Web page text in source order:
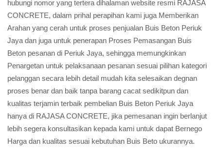
hubungi nomor yang tertera dihalaman website resmi RAJASA
CONCRETE, dalam prihal perapihan kami juga Memberikan
Arahan yang cerah untuk proses penjualan Buis Beton Periuk
Jaya dan juga untuk penerapan Proses Pemasangan Buis
Beton pesanan di Periuk Jaya, sehingga memungkinkan
Penargetan untuk pelaksanaan pesanan sesuai pilihan kategori
pelanggan secara lebih detail mudah kita selesaikan degnan
proses benar dan baik tanpa barang cacat sedikitpun dan
kualitas terjamin terbaik pembelian Buis Beton Periuk Jaya
hanya di RAJASA CONCRETE, jika pemesanan ingin berlanjut
lebih segera konsultasikan kepada kami untuk dapat Bernego
Harga dan kualitas sesuai kebutuhan Buis Beto ukurannya.